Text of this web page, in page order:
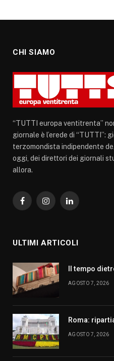
CHI SIAMO
“TUTTI europa ventitrenta”
giornale è l’erede di “TUTTI”:
terzomondista indipendente
oggi, dei direttori dei giornali
allora.
FacebookInstagramLinkedIn
ULTIMI ARTICOLI
Il tempo
AGOSTO 7, 2026
Roma:
AGOSTO 7, 2026